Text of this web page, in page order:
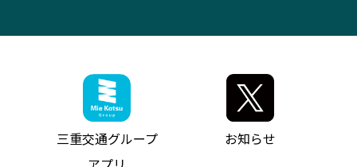
神都ライナー
ミジュマルのラッピングバス（鈴鹿管内）
参宮バス
神都バス
お客様駐車場のご案内
アイコンの説明
インターネット予約
よくあるご質問
ザ・バスコレクション三重交通バスセット
三重交通公式グッズ
ファンコーナー
お問い合わせ
お知らせ・最新情報一覧
ニュースリリース
三重交通グループ
お知らせ